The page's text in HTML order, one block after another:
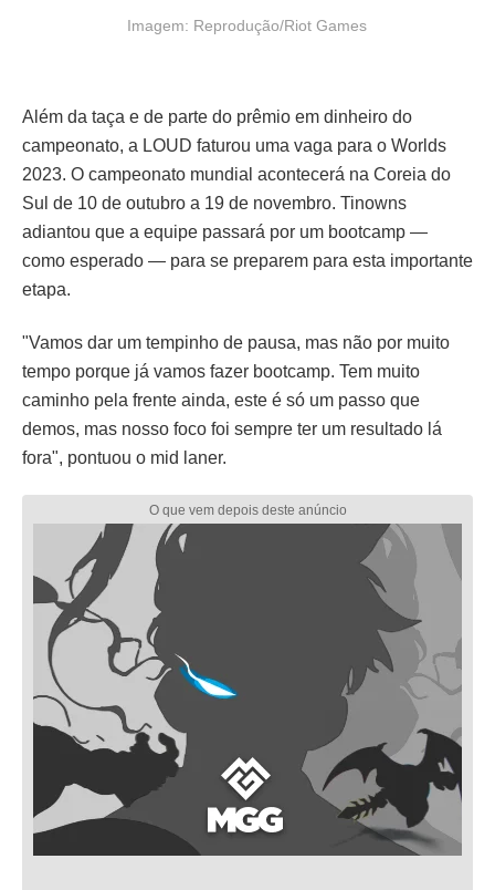
Imagem: Reprodução/Riot Games
Além da taça e de parte do prêmio em dinheiro do
campeonato, a LOUD faturou uma vaga para o Worlds
2023. O campeonato mundial acontecerá na Coreia do
Sul de 10 de outubro a 19 de novembro. Tinowns
adiantou que a equipe passará por um bootcamp —
como esperado — para se preparem para esta importante
etapa.
"Vamos dar um tempinho de pausa, mas não por muito
tempo porque já vamos fazer bootcamp. Tem muito
caminho pela frente ainda, este é só um passo que
demos, mas nosso foco foi sempre ter um resultado lá
fora", pontuou o mid laner.